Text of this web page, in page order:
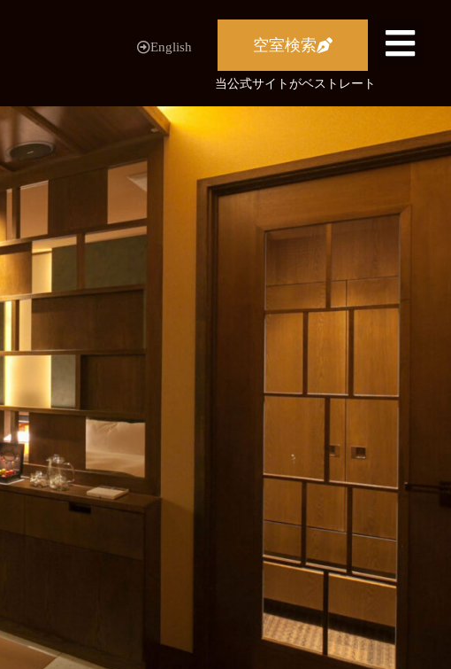
English 空室検索
当公式サイトがベストレート